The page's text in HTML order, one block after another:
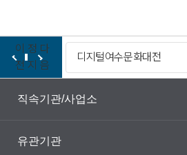
이
전
정
지
다
음
디지털여수문화대전
직속기관/사업소
유관기관